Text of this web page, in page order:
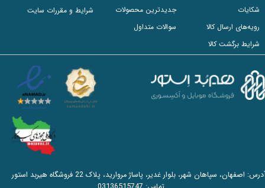
شکایات
رویه‌های ارسال کالا
شرایط برگشت کالا
جدیدترین محصولات
سوالات متداول
شرایط و مقررات سایت
آدرس: اصفهان، سپاهان شهر، بلوار غدیر، پاساژ مروارید، پلاک 22 فروشگاه هیربد استور